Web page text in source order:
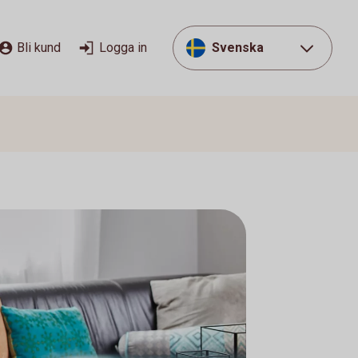
Bli kund Logga in Svenska